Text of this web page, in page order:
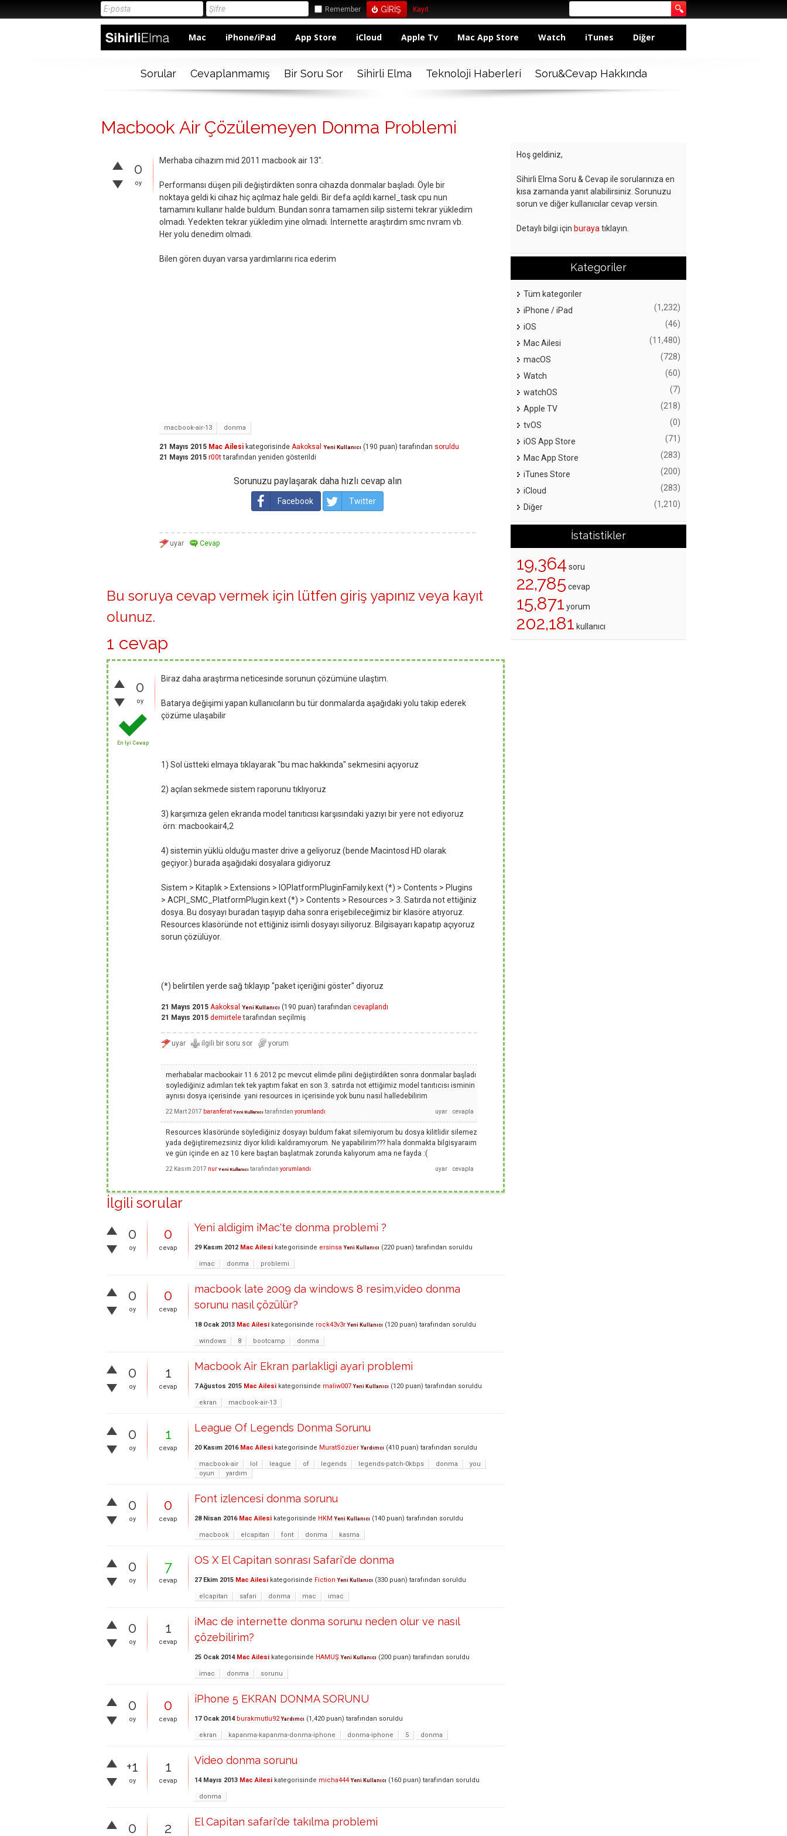
Remember Kayıt
Mac iPhone/iPad App Store iCloud Apple Tv Mac App Store Watch iTunes Diğer
Sorular Cevaplanmamış Bir Soru Sor Sihirli Elma Teknoloji Haberleri Soru&Cevap Hakkında
Macbook Air Çözülemeyen Donma Problemi
0
oy
Merhaba cihazım mid 2011 macbook air 13".
Performansı düşen pili değiştirdikten sonra cihazda donmalar başladı. Öyle bir
noktaya geldi ki cihaz hiç açılmaz hale geldi. Bir defa açıldı karnel_task cpu nun
tamamını kullanır halde buldum. Bundan sonra tamamen silip sistemi tekrar yükledim
olmadı. Yedekten tekrar yükledim yine olmadı. İnternette araştırdım smc nvram vb.
Her yolu denedim olmadı.
Bilen gören duyan varsa yardımlarını rica ederim
macbook-air-13 donma
21 Mayıs 2015 Mac Ailesi kategorisinde Aakoksal Yeni Kullanıcı (190 puan) tarafından soruldu
21 Mayıs 2015 r00ttarafından yeniden gösterildi
Sorunuzu paylaşarak daha hızlı cevap alın
Facebook Twitter
Bu soruya cevap vermek için lütfen giriş yapınız veya kayıt
olunuz.
1 cevap
0
oy
En İyi Cevap
Biraz daha araştırma neticesinde sorunun çözümüne ulaştım.
Batarya değişimi yapan kullanıcıların bu tür donmalarda aşağıdaki yolu takip ederek
çözüme ulaşabilir
1) Sol üstteki elmaya tıklayarak "bu mac hakkında" sekmesini açıyoruz
2) açılan sekmede sistem raporunu tıklıyoruz
3) karşımıza gelen ekranda model tanıtıcısı karşısındaki yazıyı bir yere not ediyoruz
örn: macbookair4,2
4) sistemin yüklü olduğu master drive a geliyoruz (bende Macintosd HD olarak
geçiyor.) burada aşağıdaki dosyalara gidiyoruz
Sistem > Kitaplık > Extensions > IOPlatformPluginFamily.kext (*) > Contents > Plugins
> ACPI_SMC_PlatformPlugin.kext (*) > Contents > Resources > 3. Satırda not ettiğiniz
dosya. Bu dosyayı buradan taşıyıp daha sonra erişebileceğimiz bir klasöre atıyoruz.
Resources klasöründe not ettiğiniz isimli dosyayı siliyoruz. Bilgisayarı kapatıp açıyoruz
sorun çözülüyor.
(*) belirtilen yerde sağ tıklayıp "paket içeriğini göster" diyoruz
21 Mayıs 2015 Aakoksal Yeni Kullanıcı (190 puan) tarafından cevaplandı
21 Mayıs 2015 demirteletarafından seçilmiş
merhabalar macbookair 11.6 2012 pc mevcut elimde pilini değiştirdikten sonra donmalar başladı
soylediğiniz adımları tek tek yaptım fakat en son 3. satırda not ettiğimiz model tanıtıcısı isminin
aynısı dosya içerisinde yani resources in içerisinde yok bunu nasıl halledebilirim
22 Mart 2017 baranferat Yeni Kullanıcı tarafından yorumlandı
Resources klasöründe söylediğiniz dosyayı buldum fakat silemiyorum bu dosya kilitlidir silemez
yada değiştiremezsiniz diyor kilidi kaldıramıyorum. Ne yapabilirim??? hala donmakta bilgisyaraım
ve gün içinde en az 10 kere baştan başlatmak zorunda kalıyorum ama ne fayda :(
22 Kasım 2017 nur Yeni Kullanıcı tarafından yorumlandı
İlgili sorular
0
oy
0
cevap
Yeni aldigim iMac'te donma problemi ?
29 Kasım 2012 Mac Ailesi kategorisinde ersinsa Yeni Kullanıcı (220 puan) tarafından soruldu
imac donma problemi
0
oy
0
cevap
macbook late 2009 da windows 8 resim,video donma
sorunu nasıl çözülür?
18 Ocak 2013 Mac Ailesi kategorisinde rock43v3r Yeni Kullanıcı (120 puan) tarafından soruldu
windows 8 bootcamp donma
0
oy
1
cevap
Macbook Air Ekran parlakligi ayari problemi
7 Ağustos 2015 Mac Ailesi kategorisinde maliw007 Yeni Kullanıcı (120 puan) tarafından soruldu
ekran macbook-air-13
0
oy
1
cevap
League Of Legends Donma Sorunu
20 Kasım 2016 Mac Ailesi kategorisinde MuratSözüer Yardımcı (410 puan) tarafından soruldu
macbook-air lol league of legends legends-patch-0kbps donma
you
oyun
yardım
0
oy
0
cevap
Font izlencesi donma sorunu
28 Nisan 2016 Mac Ailesi kategorisinde HKM Yeni Kullanıcı (140 puan) tarafından soruldu
macbook elcapitan font donma kasma
0
oy
7
cevap
OS X El Capitan sonrası Safari'de donma
27 Ekim 2015 Mac Ailesi kategorisinde Fiction Yeni Kullanıcı (330 puan) tarafından soruldu
elcapitan safari donma mac imac
0
oy
1
cevap
iMac de internette donma sorunu neden olur ve nasıl
çözebilirim?
25 Ocak 2014 Mac Ailesi kategorisinde HAMUŞ Yeni Kullanıcı (200 puan) tarafından soruldu
imac donma sorunu
0
oy
0
cevap
iPhone 5 EKRAN DONMA SORUNU
17 Ocak 2014 burakmutlu92 Yardımcı (1,420 puan) tarafından soruldu
ekran kapanma-kapanma-donma-iphone donma-iphone 5 donma
+1
oy
1
cevap
Video donma sorunu
14 Mayıs 2013 Mac Ailesi kategorisinde micha444 Yeni Kullanıcı (160 puan) tarafından soruldu
donma
0 2 El Capitan safari'de takılma problemi
Hoş geldiniz,
Sihirli Elma Soru & Cevap ile sorularınıza en
kısa zamanda yanıt alabilirsiniz. Sorunuzu
sorun ve diğer kullanıcılar cevap versin.
Detaylı bilgi için buraya tıklayın.
Kategoriler
Tüm kategoriler
iPhone / iPad
(1,232)
iOS (46)
Mac Ailesi (11,480)
macOS (728)
Watch (60)
watchOS (7)
Apple TV (218)
tvOS (0)
iOS App Store (71)
Mac App Store (283)
iTunes Store (200)
iCloud (283)
Diğer (1,210)
İstatistikler
19,364 soru
22,785 cevap
15,871 yorum
202,181 kullanıcı